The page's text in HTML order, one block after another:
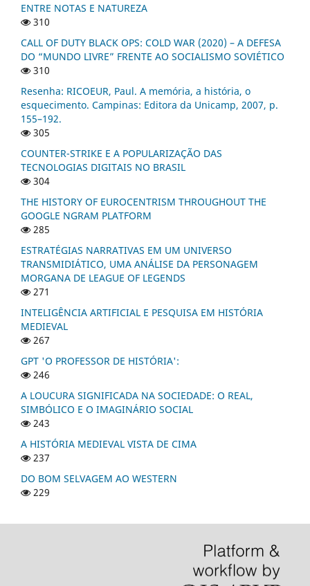
ENTRE NOTAS E NATUREZA
310
CALL OF DUTY BLACK OPS: COLD WAR (2020) – A DEFESA
DO “MUNDO LIVRE” FRENTE AO SOCIALISMO SOVIÉTICO
310
Resenha: RICOEUR, Paul. A memória, a história, o
esquecimento. Campinas: Editora da Unicamp, 2007, p.
155–192.
305
COUNTER-STRIKE E A POPULARIZAÇÃO DAS
TECNOLOGIAS DIGITAIS NO BRASIL
304
THE HISTORY OF EUROCENTRISM THROUGHOUT THE
GOOGLE NGRAM PLATFORM
285
ESTRATÉGIAS NARRATIVAS EM UM UNIVERSO
TRANSMIDIÁTICO, UMA ANÁLISE DA PERSONAGEM
MORGANA DE LEAGUE OF LEGENDS
271
INTELIGÊNCIA ARTIFICIAL E PESQUISA EM HISTÓRIA
MEDIEVAL
267
GPT 'O PROFESSOR DE HISTÓRIA':
246
A LOUCURA SIGNIFICADA NA SOCIEDADE: O REAL,
SIMBÓLICO E O IMAGINÁRIO SOCIAL
243
A HISTÓRIA MEDIEVAL VISTA DE CIMA
237
DO BOM SELVAGEM AO WESTERN
229